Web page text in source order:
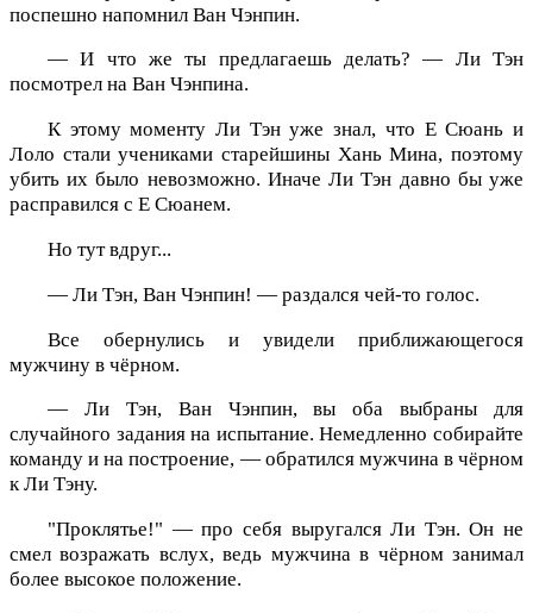
поспешно напомнил Ван Чэнпин.
— И что же ты предлагаешь делать? — Ли Тэн
посмотрел на Ван Чэнпина.
К этому моменту Ли Тэн уже знал, что Е Сюань и
Лоло стали учениками старейшины Хань Мина, поэтому
убить их было невозможно. Иначе Ли Тэн давно бы уже
расправился с Е Сюанем.
Но тут вдруг...
— Ли Тэн, Ван Чэнпин! — раздался чей-то голос.
Все обернулись и увидели приближающегося
мужчину в чёрном.
— Ли Тэн, Ван Чэнпин, вы оба выбраны для
случайного задания на испытание. Немедленно собирайте
команду и на построение, — обратился мужчина в чёрном
к Ли Тэну.
"Проклятье!" — про себя выругался Ли Тэн. Он не
смел возражать вслух, ведь мужчина в чёрном занимал
более высокое положение.